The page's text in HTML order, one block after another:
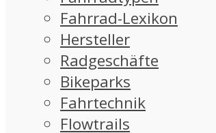
Fahrrad-Lexikon
Hersteller
Radgeschäfte
Bikeparks
Fahrtechnik
Flowtrails